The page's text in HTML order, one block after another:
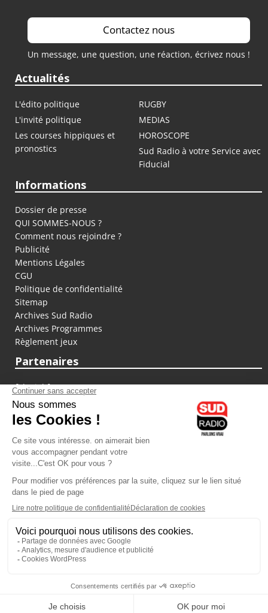
Contactez nous
Un message, une question, une réaction, écrivez nous !
Actualités
L'édito politique
RUGBY
L'invité politique
MEDIAS
Les courses hippiques et
pronostics
HOROSCOPE
Sud Radio à votre Service avec
Fiducial
Informations
Dossier de presse
QUI SOMMES-NOUS ?
Comment nous rejoindre ?
Publicité
Mentions Légales
CGU
Politique de confidentialité
Sitemap
Archives Sud Radio
Archives Programmes
Règlement jeux
Partenaires
fiducial.fr
lyoncapitale.fr
olympique-et-lyonnais.com
L'application Iphone / Android
Téléchargez l'application
Les cookies
Gestion des cookies
Crédit photos : ©Sud Radio / Pierre Olivier
Jacques Cardoze
Noémie Halioua
Les débats de l'été